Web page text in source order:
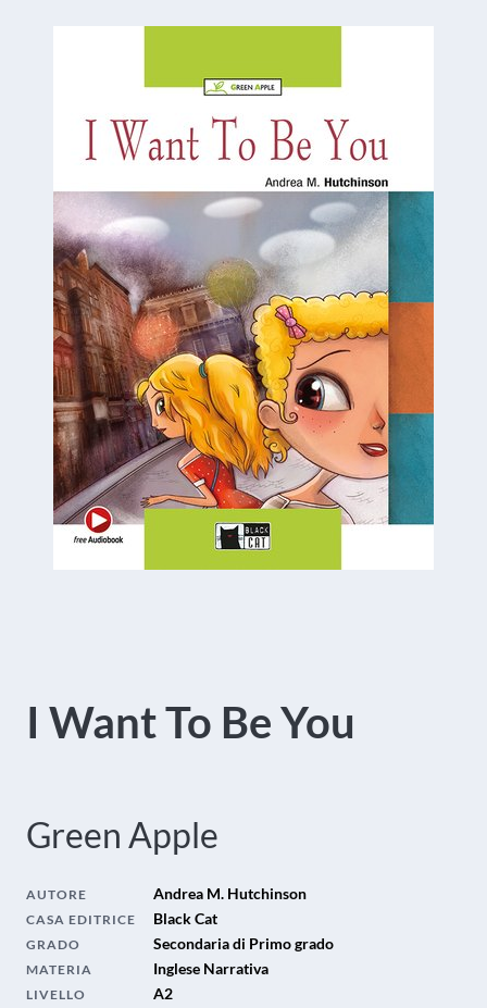
I Want To Be You
Green Apple
AUTORE Andrea M. Hutchinson
CASA EDITRICE Black Cat
GRADO Secondaria di Primo grado
MATERIA Inglese Narrativa
LIVELLO A2